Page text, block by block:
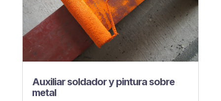
Auxiliar soldador y pintura sobre
metal